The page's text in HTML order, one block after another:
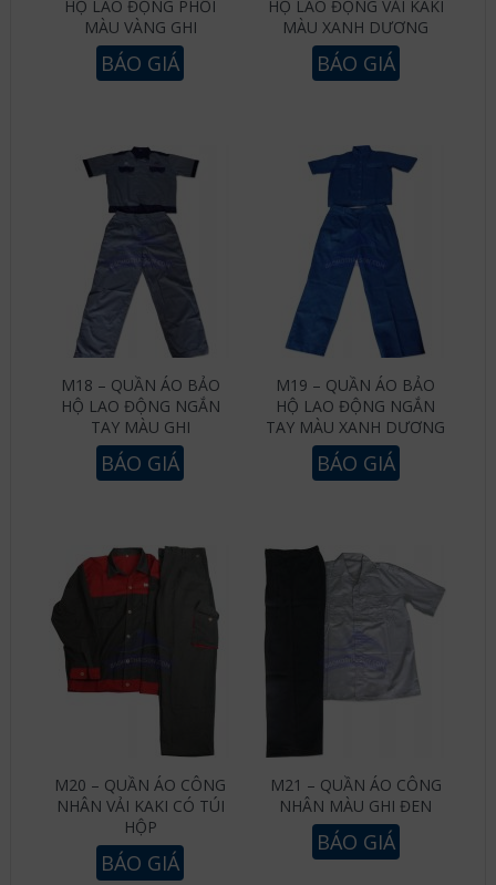
HỘ LAO ĐỘNG PHỐI
MÀU VÀNG GHI
BÁO GIÁ
HỘ LAO ĐỘNG VẢI KAKI
MÀU XANH DƯƠNG
BÁO GIÁ
M18 – QUẦN ÁO BẢO
HỘ LAO ĐỘNG NGẮN
TAY MÀU GHI
BÁO GIÁ
M19 – QUẦN ÁO BẢO
HỘ LAO ĐỘNG NGẮN
TAY MÀU XANH DƯƠNG
BÁO GIÁ
M20 – QUẦN ÁO CÔNG
NHÂN VẢI KAKI CÓ TÚI
HỘP
BÁO GIÁ
M21 – QUẦN ÁO CÔNG
NHÂN MÀU GHI ĐEN
BÁO GIÁ